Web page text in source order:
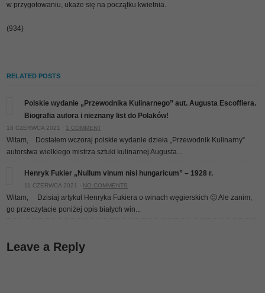
w przygotowaniu, ukaże się na początku kwietnia.
(934)
RELATED POSTS
Polskie wydanie „Przewodnika Kulinarnego” aut. Augusta Escoffiera.
Biografia autora i nieznany list do Polaków!
18 CZERWCA 2021 · 1 COMMENT
Witam, Dostałem wczoraj polskie wydanie dzieła „Przewodnik Kulinarny”
autorstwa wielkiego mistrza sztuki kulinarnej Augusta...
Henryk Fukier „Nullum vinum nisi hungaricum” – 1928 r.
11 CZERWCA 2021 · NO COMMENTS
Witam, Dzisiaj artykuł Henryka Fukiera o winach węgierskich 🙂 Ale zanim,
go przeczytacie poniżej opis białych win...
Leave a Reply